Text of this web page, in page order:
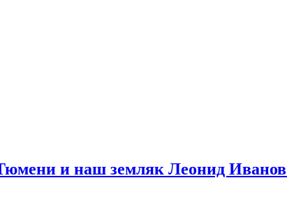
и наш земляк Леонид Иванов